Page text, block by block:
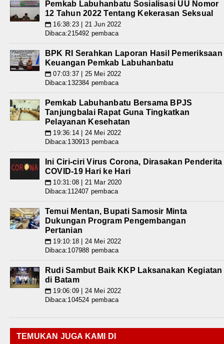
Pemkab Labuhanbatu Sosialisasi UU Nomor
12 Tahun 2022 Tentang Kekerasan Seksual
📅 16:38:23 | 21 Jun 2022
Dibaca:215492 pembaca
BPK RI Serahkan Laporan Hasil Pemeriksaan
Keuangan Pemkab Labuhanbatu
📅 07:03:37 | 25 Mei 2022
Dibaca:132384 pembaca
Pemkab Labuhanbatu Bersama BPJS
Tanjungbalai Rapat Guna Tingkatkan
Pelayanan Kesehatan
📅 19:36:14 | 24 Mei 2022
Dibaca:130913 pembaca
Ini Ciri-ciri Virus Corona, Dirasakan Penderita
COVID-19 Hari ke Hari
📅 10:31:08 | 21 Mar 2020
Dibaca:112407 pembaca
Temui Mentan, Bupati Samosir Minta
Dukungan Program Pengembangan
Pertanian
📅 19:10:18 | 24 Mei 2022
Dibaca:107988 pembaca
Rudi Sambut Baik KKP Laksanakan Kegiatan
di Batam
📅 19:06:09 | 24 Mei 2022
Dibaca:104524 pembaca
TEMUKAN JUGA KAMI DI